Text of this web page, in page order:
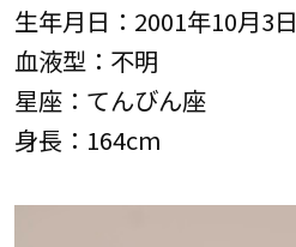
生年月日：2001年10月3日
血液型：不明
星座：てんびん座
身長：164cm